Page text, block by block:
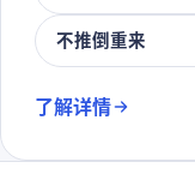
不推倒重来
了解详情